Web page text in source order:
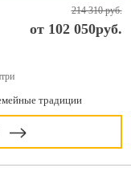
214 310 руб.
от 102 050руб.
традиции